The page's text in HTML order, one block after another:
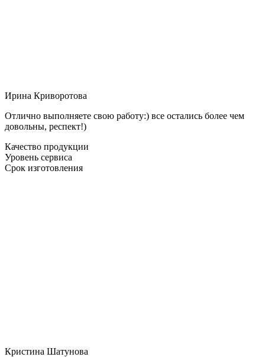
Ирина Криворотова
Отлично выполняете свою работу:) все остались более чем
довольны, респект!)
Качество продукции
Уровень сервиса
Срок изготовления
Кристина Шатунова